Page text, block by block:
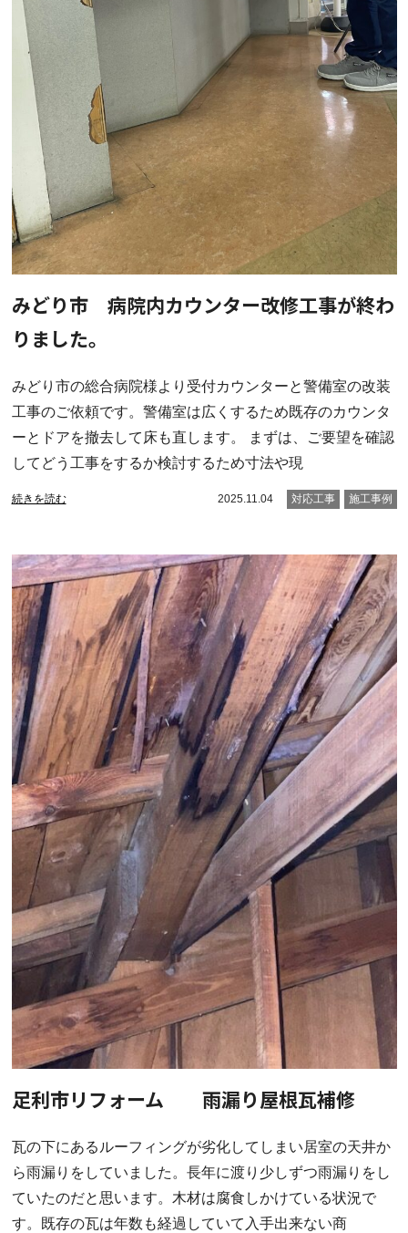
みどり市 病院内カウンター改修工事が終わ
りました。
みどり市の総合病院様より受付カウンターと警備室の改装
工事のご依頼です。警備室は広くするため既存のカウンタ
ーとドアを撤去して床も直します。 まずは、ご要望を確認
してどう工事をするか検討するため寸法や現
続きを読む 2025.11.04 対応工事 施工事例
足利市リフォーム 雨漏り屋根瓦補修
瓦の下にあるルーフィングが劣化してしまい居室の天井か
ら雨漏りをしていました。長年に渡り少しずつ雨漏りをし
ていたのだと思います。木材は腐食しかけている状況で
す。既存の瓦は年数も経過していて入手出来ない商